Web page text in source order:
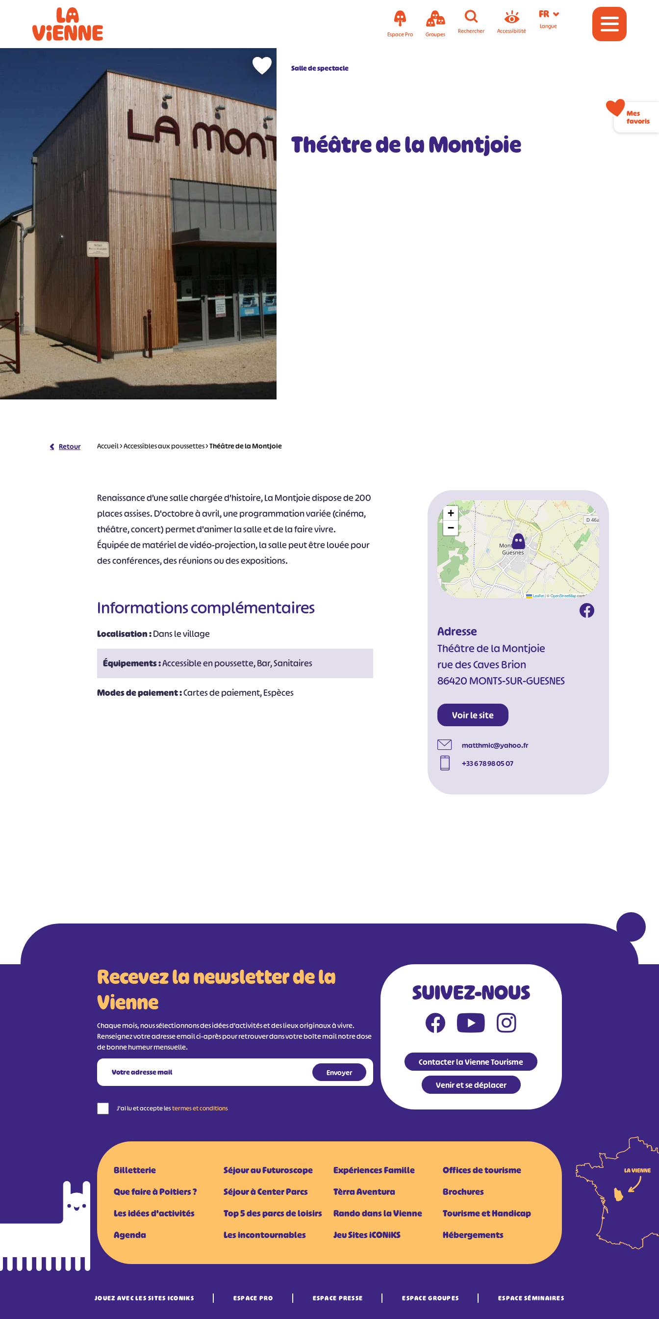
Espace Pro Groupes Rechercher Accessibilité
FR
Langue
Salle de spectacle
Théâtre de la Montjoie
Retour Accueil>Accessibles aux poussettes>Théâtre de la Montjoie
Renaissance d’une salle chargée d’histoire, La Montjoie dispose de 200
places assises. D'octobre à avril, une programmation variée (cinéma,
théâtre, concert) permet d'animer la salle et de la faire vivre.
Équipée de matériel de vidéo-projection, la salle peut être louée pour
des conférences, des réunions ou des expositions.
Informations complémentaires
Localisation :Dans le village
Équipements :Accessible en poussette, Bar, Sanitaires
Modes de paiement :Cartes de paiement, Espèces
+
−
Leaflet|©OpenStreetMapcontributors
Adresse
Théâtre de la Montjoie
rue des Caves Brion
86420 MONTS-SUR-GUESNES
Voir le site
matthmic@yahoo.fr
+33 6 78 98 05 07
Recevez la newsletter de la
Vienne
Chaque mois, nous sélectionnons des idées d'activités et des lieux originaux à vivre.
Renseignez votre adresse email ci-après pour retrouver dans votre boîte mail notre dose
de bonne humeur mensuelle.
J'ai lu et accepte lestermes et conditions
SUIVEZ-NOUS
Contacter la Vienne Tourisme
Venir et se déplacer
Billetterie
Que faire à Poitiers ?
Les idées d'activités
Agenda
Séjour au Futuroscope
Séjour à Center Parcs
Top 5 des parcs de loisirs
Les incontournables
Expériences Famille
Tèrra Aventura
Rando dans la Vienne
Jeu Sites iCONiKS
Offices de tourisme
Brochures
Tourisme et Handicap
Hébergements
JOUEZ AVEC LES SITES ICONIKS ESPACE PRO ESPACE PRESSE ESPACE GROUPES ESPACE SÉMINAIRES
Mes
favoris
Panneau de gestion des cookies